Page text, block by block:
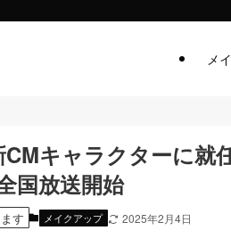
メ
CMキャラクターに
国放送開始
す メイクアップ 2025年2月4日